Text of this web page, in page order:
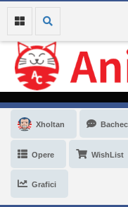
Xholtan
Opere WishList
Grafici